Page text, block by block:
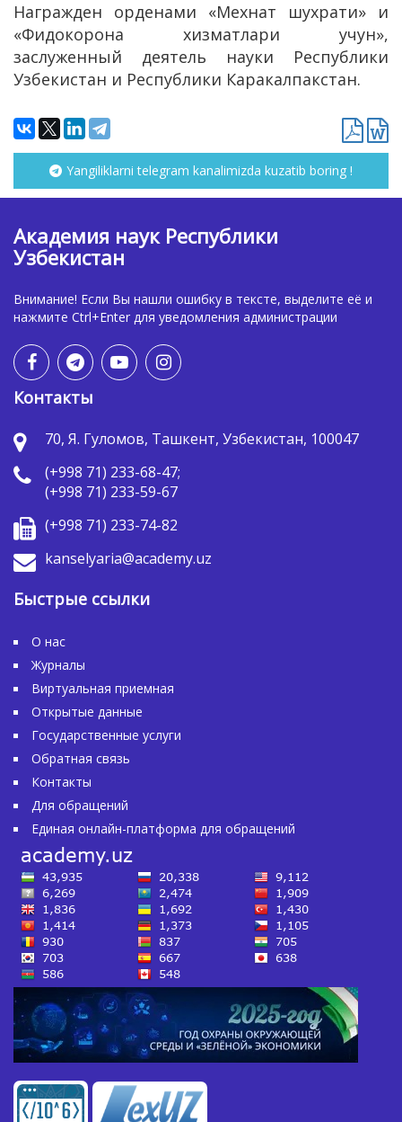
Награжден орденами «Мехнат шухрати» и
«Фидокорона хизматлари учун»,
заслуженный деятель науки Республики
Узбекистан и Республики Каракалпакстан.
Yangiliklarni telegram kanalimizda kuzatib boring !
Академия наук Республики
Узбекистан
Внимание! Если Вы нашли ошибку в тексте, выделите её и
нажмите Ctrl+Enter для уведомления администрации
Контакты
70, Я. Гуломов, Ташкент, Узбекистан, 100047
(+998 71) 233-68-47;
(+998 71) 233-59-67
(+998 71) 233-74-82
kanselyaria@academy.uz
Быстрые ссылки
О нас
Журналы
Виртуальная приемная
Открытые данные
Государственные услуги
Обратная связь
Контакты
Для обращений
Единая онлайн-платформа для обращений